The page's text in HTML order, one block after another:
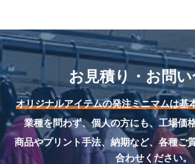
お見積り・お問
オリジナルアイテムの発注ミニマムは基
業種を問わず、個人の方にも、工場価
商品やプリント手法、納期など、各種ご
合わせください。